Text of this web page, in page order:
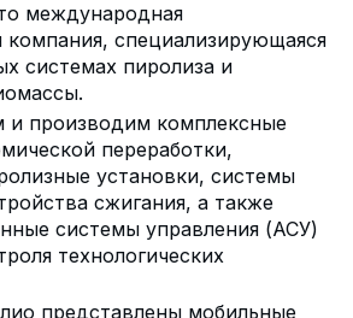
международная
компания, специализирующаяся
системах пиролиза и
и производим комплексные
переработки,
установки, системы
сжигания, а также
системы управления (АСУ)
технологических
представлены мобильные